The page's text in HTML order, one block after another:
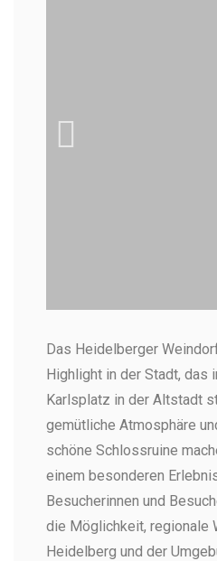
Die
Heidelberger
TOBIAS SCHWERDT -
GmbH
Das Heidelberger
Highlight in der Stadt, das
Karlsplatz in der Altstadt
gemütliche Atmosphäre
schöne Schlossruine
einem besonderen
Besucherinnen und
die Möglichkeit, regionale
Heidelberg und der